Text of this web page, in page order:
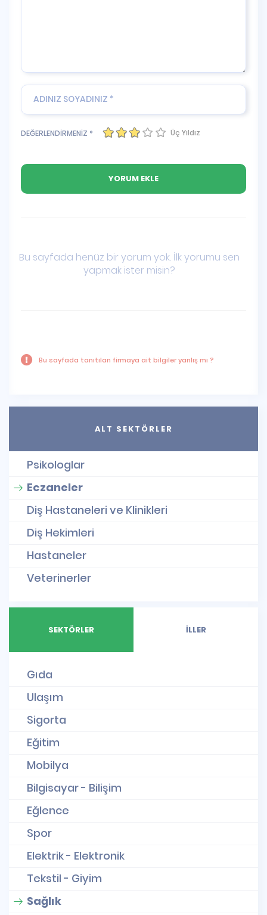
DEĞERLENDİRMENİZ * Üç Yıldız
Bu sayfada henüz bir yorum yok. İlk yorumu sen
yapmak ister misin?
Bu sayfada tanıtılan firmaya ait bilgiler yanlış mı ?
ALT SEKTÖRLER
Psikologlar
Eczaneler
Diş Hastaneleri ve Klinikleri
Diş Hekimleri
Hastaneler
Veterinerler
SEKTÖRLER İLLER
Gıda
Ulaşım
Sigorta
Eğitim
Mobilya
Bilgisayar - Bilişim
Eğlence
Spor
Elektrik - Elektronik
Tekstil - Giyim
Sağlık